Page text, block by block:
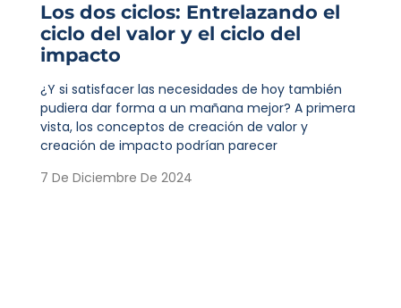
Los dos ciclos: Entrelazando el
ciclo del valor y el ciclo del
impacto
¿Y si satisfacer las necesidades de hoy también
pudiera dar forma a un mañana mejor? A primera
vista, los conceptos de creación de valor y
creación de impacto podrían parecer
7 De Diciembre De 2024